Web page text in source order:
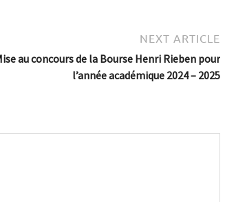
NEXT ARTICLE
au concours de la Bourse Henri Rieben pour
l’année académique 2024 – 2025